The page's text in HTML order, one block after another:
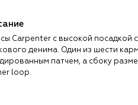
Carpenter с высокой посадкой
денима. Один из шести
патчем, а сбоку
loop.